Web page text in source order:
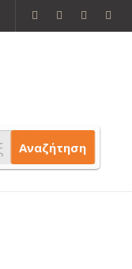
Αναζήτηση